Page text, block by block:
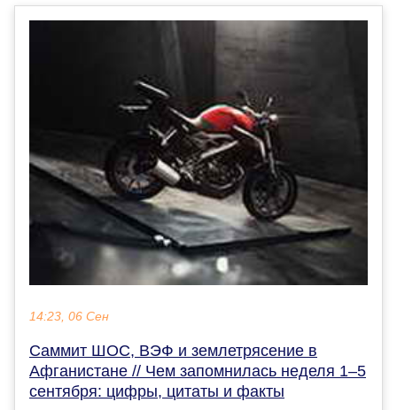
14:23, 06 Сен
Саммит ШОС, ВЭФ и землетрясение в
Афганистане // Чем запомнилась неделя 1–5
сентября: цифры, цитаты и факты